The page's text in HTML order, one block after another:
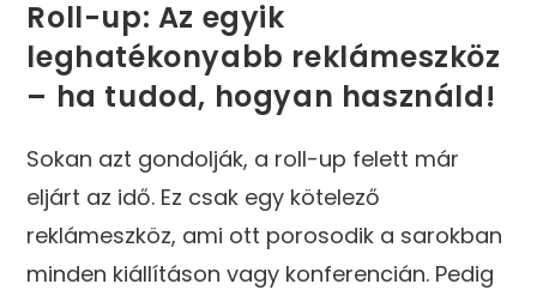
Roll-up: Az egyik
leghatékonyabb reklámeszköz
– ha tudod, hogyan használd!
Sokan azt gondolják, a roll-up felett már
eljárt az idő. Ez csak egy kötelező
reklámeszköz, ami ott porosodik a sarokban
minden kiállításon vagy konferencián. Pedig